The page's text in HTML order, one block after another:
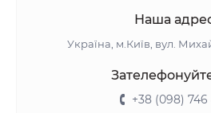
Наша
Україна, м.Київ, вул.
+38 (098)